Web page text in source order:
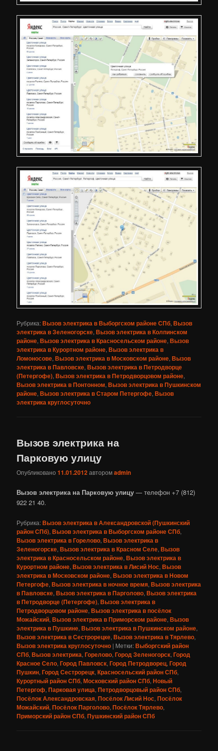
Рубрика:Вызов электрика в Выборгском районе СПб,Вызов
электрика в Зеленогорске,Вызов электрика в Колпинском
районе,Вызов электрика в Красносельском районе,Вызов
электрика в Курортном районе,Вызов электрика в
Ломоносове,Вызов электрика в Московском районе,Вызов
электрика в Павловске,Вызов электрика в Петродворце
(Петергофе),Вызов электрика в Петродворцовом районе,
Вызов электрика в Понтонном,Вызов электрика в Пушкинском
районе,Вызов электрика в Старом Петергофе,Вызов
электрика круглосуточно
Вызов электрика на
Парковую улицу
Опубликовано11.01.2012авторомadmin
Вызов электрика на Парковую улицу — телефон +7 (812)
922 21 40.
Рубрика:Вызов электрика в Александровской (Пушкинский
район СПб),Вызов электрика в Выборгском районе СПб,
Вызов электрика в Горелово,Вызов электрика в
Зеленогорске,Вызов электрика в Красном Селе,Вызов
электрика в Красносельском районе,Вызов электрика в
Курортном районе,Вызов электрика в Лисий Нос,Вызов
электрика в Московском районе,Вызов электрика в Новом
Петергофе,Вызов электрика в ночное время,Вызов электрика
в Павловске,Вызов электрика в Парголово,Вызов электрика
в Петродворце (Петергофе),Вызов электрика в
Петродворцовом районе,Вызов электрика в посёлок
Можайский,Вызов электрика в Приморском районе,Вызов
электрика в Пушкине,Вызов электрика в Пушкинском районе,
Вызов электрика в Сестрорецке,Вызов электрика в Тярлево,
Вызов электрика круглосуточно | Метки:Выборгский район
СПб,Вызов электрика,Горелово,Город Зеленогорск,Город
Красное Село,Город Павловск,Город Петродворец,Город
Пушкин,Город Сестрорецк,Красносельский район СПб,
Курортный район СПб,Московский район СПб,Новый
Петергоф,Парковая улица,Петродворцовый район СПб,
Посёлок Александровская,Посёлок Лисий Нос,Посёлок
Можайский,Посёлок Парголово,Посёлок Тярлево,
Приморский район СПб,Пушкинский район СПб